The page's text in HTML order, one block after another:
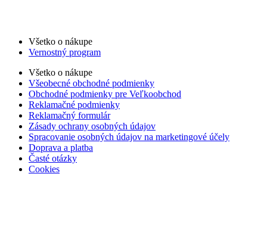
Všetko o nákupe
Vernostný program
Všetko o nákupe
Všeobecné obchodné podmienky
Obchodné podmienky pre Veľkoobchod
Reklamačné podmienky
Reklamačný formulár
Zásady ochrany osobných údajov
Spracovanie osobných údajov na marketingové účely
Doprava a platba
Časté otázky
Cookies